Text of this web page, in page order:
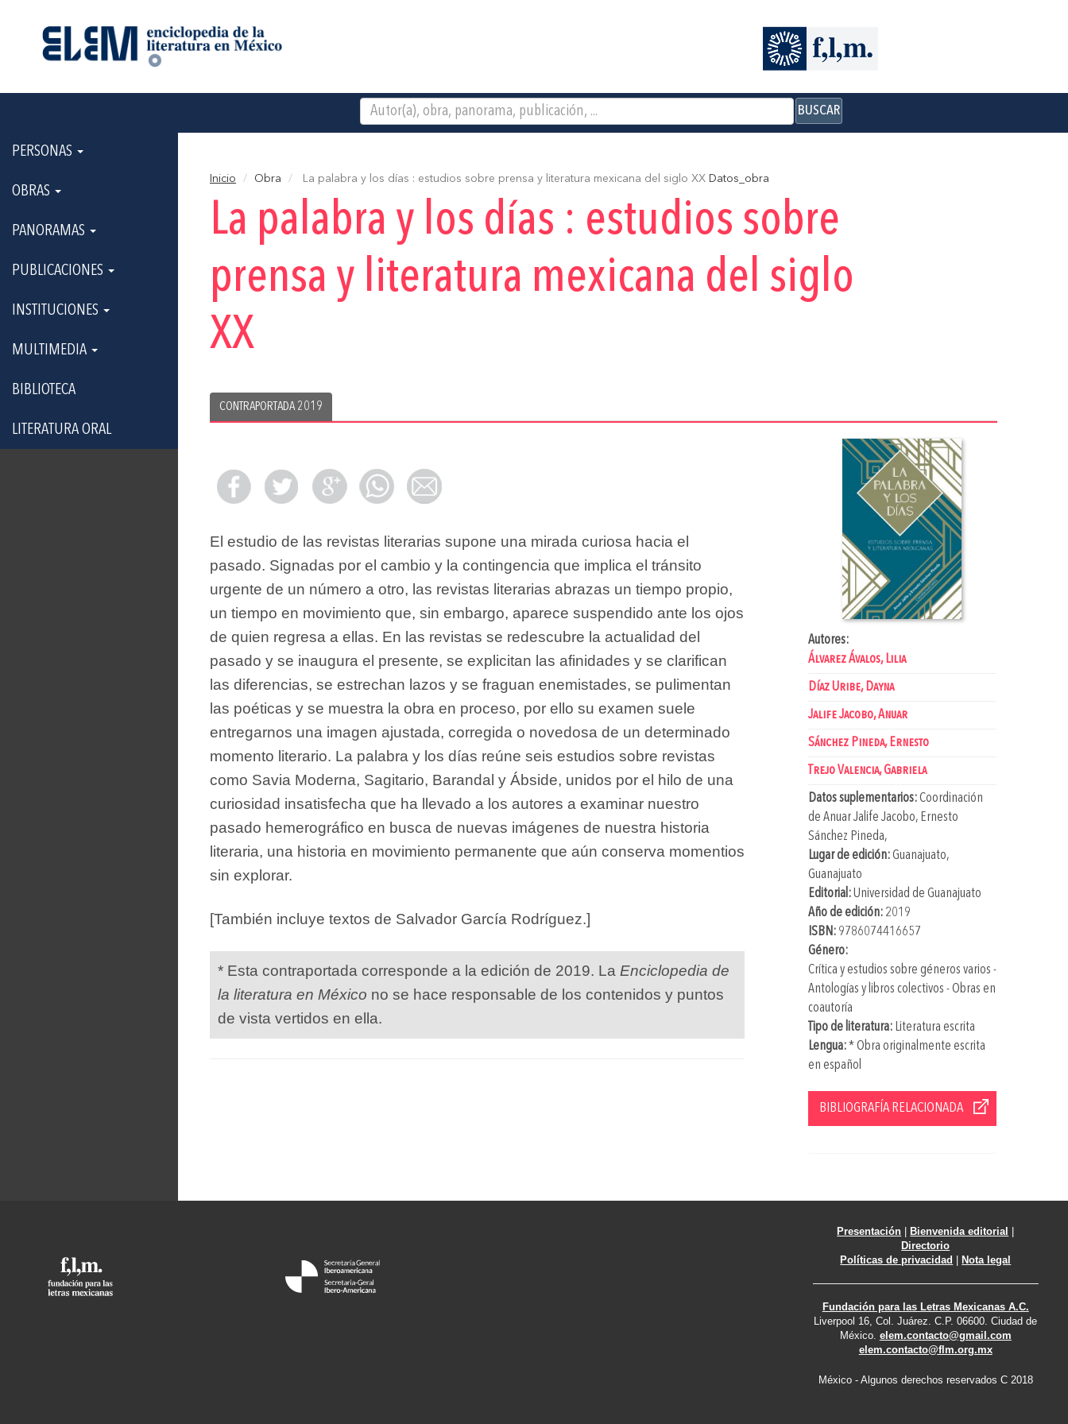
BUSCAR
PERSONAS
OBRAS
PANORAMAS
PUBLICACIONES
INSTITUCIONES
MULTIMEDIA
BIBLIOTECA
LITERATURA ORAL
Inicio Obra La palabra y los días : estudios sobre prensa y literatura mexicana del siglo XX Datos_obra
La palabra y los días : estudios sobre
prensa y literatura mexicana del siglo
XX
CONTRAPORTADA 2019
Autores:
Álvarez Ávalos, Lilia
Díaz Uribe, Dayna
Jalife Jacobo, Anuar
Sánchez Pineda, Ernesto
Trejo Valencia, Gabriela
Datos suplementarios:Coordinación
de Anuar Jalife Jacobo, Ernesto
Sánchez Pineda,
Lugar de edición:Guanajuato,
Guanajuato
Editorial:Universidad de Guanajuato
Año de edición:2019
ISBN: 9786074416657
Género:
Crítica y estudios sobre géneros varios -
Antologías y libros colectivos - Obras en
coautoría
Tipo de literatura:Literatura escrita
Lengua:* Obra originalmente escrita
en español
BIBLIOGRAFÍA RELACIONADA
El estudio de las revistas literarias supone una mirada curiosa hacia el
pasado. Signadas por el cambio y la contingencia que implica el tránsito
urgente de un número a otro, las revistas literarias abrazas un tiempo propio,
un tiempo en movimiento que, sin embargo, aparece suspendido ante los ojos
de quien regresa a ellas. En las revistas se redescubre la actualidad del
pasado y se inaugura el presente, se explicitan las afinidades y se clarifican
las diferencias, se estrechan lazos y se fraguan enemistades, se pulimentan
las poéticas y se muestra la obra en proceso, por ello su examen suele
entregarnos una imagen ajustada, corregida o novedosa de un determinado
momento literario. La palabra y los días reúne seis estudios sobre revistas
como Savia Moderna, Sagitario, Barandal y Ábside, unidos por el hilo de una
curiosidad insatisfecha que ha llevado a los autores a examinar nuestro
pasado hemerográfico en busca de nuevas imágenes de nuestra historia
literaria, una historia en movimiento permanente que aún conserva momentios
sin explorar.
[También incluye textos de Salvador García Rodríguez.]
* Esta contraportada corresponde a la edición de 2019. La Enciclopedia de
la literatura en México no se hace responsable de los contenidos y puntos
de vista vertidos en ella.
Presentación Bienvenida editorial
Directorio
Políticas de privacidad
Nota legal
Fundación para las Letras Mexicanas A.C.
Liverpool 16, Col. Juárez. C.P. 06600. Ciudad de
México. elem.contacto@gmail.com
elem.contacto@flm.org.mx
México - Algunos derechos reservados C 2018